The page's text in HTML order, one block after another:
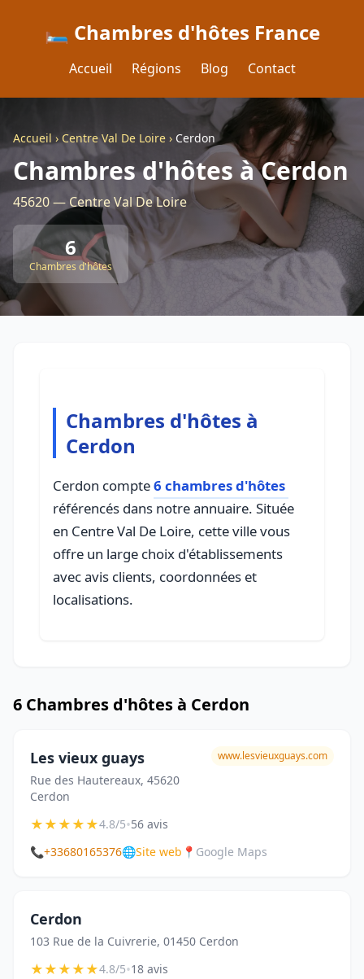
🛏️ Chambres d'hôtes France
Accueil Régions Blog Contact
Accueil › Centre Val De Loire › Cerdon
Chambres d'hôtes à Cerdon
45620 — Centre Val De Loire
6
Chambres d'hôtes
Chambres d'hôtes à
Cerdon
Cerdon compte6 chambres d'hôtes
référencés dans notre annuaire. Située
en Centre Val De Loire, cette ville vous
offre un large choix d'établissements
avec avis clients, coordonnées et
localisations.
6 Chambres d'hôtes à Cerdon
Les vieux guays
Rue des Hautereaux, 45620
Cerdon
www.lesvieuxguays.com
★★★★★4.8/5•56 avis
📞+33680165376🌐Site web 📍 Google Maps
Cerdon
103 Rue de la Cuivrerie, 01450 Cerdon
★★★★★4.8/5•18 avis